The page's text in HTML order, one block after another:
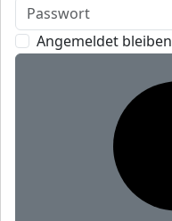
Angemeldet bleiben